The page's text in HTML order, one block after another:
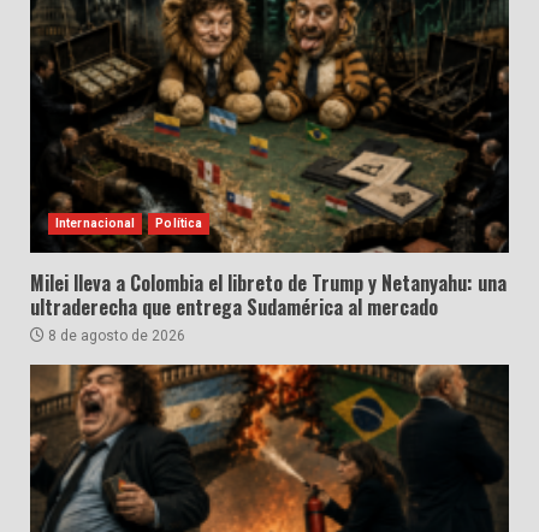
Internacional Política
Milei lleva a Colombia el libreto de Trump y Netanyahu: una
ultraderecha que entrega Sudamérica al mercado
8 de agosto de 2026